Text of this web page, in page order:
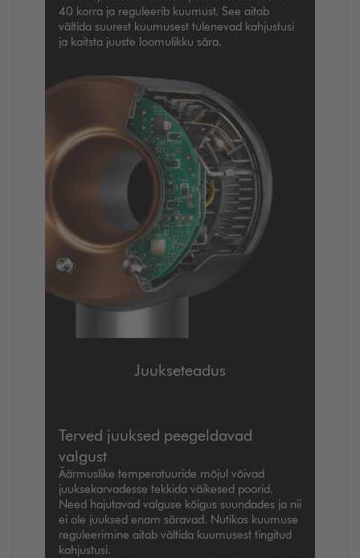
40 korra ja reguleerib kuumust. See aitab
vältida suurest kuumusest tulenevad kahjustusi
ja kaitsta juuste loomulikku sära.
Juukseteadus
Terved juuksed peegeldavad
valgust
Äärmuslike temperatuuride mõjul võivad
juuksekarvadesse tekkida väikesed poorid.
Need hajutavad valguse kõigus suundades ja nii
ei ole juuksed enam säravad. Nutikas kuumuse
reguleerimine aitab vältida kuumusest tingitud
kahjustusi.